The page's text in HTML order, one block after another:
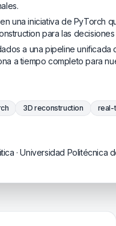
una iniciativa de PyTorch
para las decisiones
a una pipeline
a tiempo completo para
3D reconstruction real-
· Universidad Politécnica